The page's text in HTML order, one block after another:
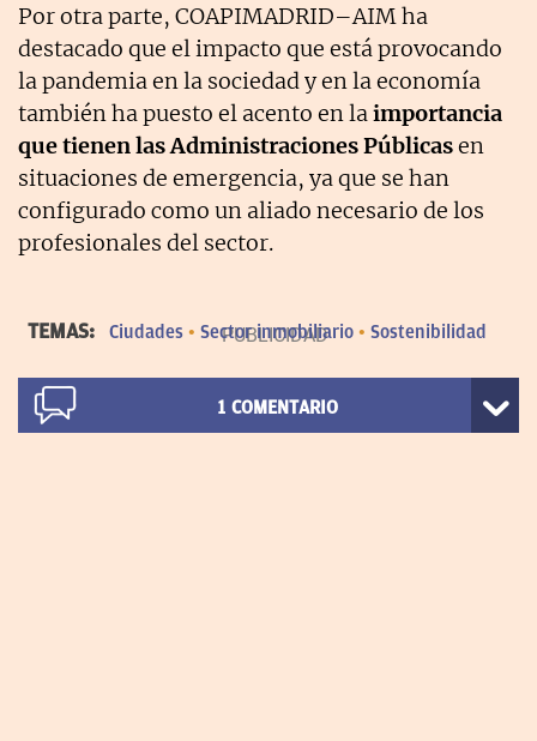
Por otra parte, COAPIMADRID–AIM ha
destacado que el impacto que está provocando
la pandemia en la sociedad y en la economía
también ha puesto el acento en laimportancia
que tienen las Administraciones Públicasen
situaciones de emergencia, ya que se han
configurado como un aliado necesario de los
profesionales del sector.
TEMAS: Ciudades Sector inmobiliario Sostenibilidad
1 COMENTARIO